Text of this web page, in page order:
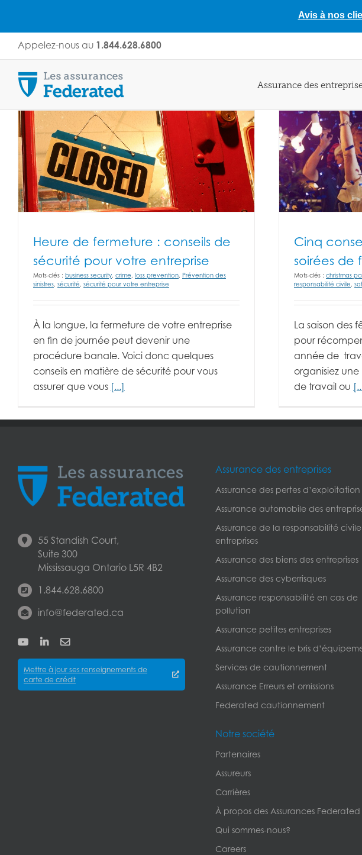
content
Appelez-nous au 1.844.628.6800
Assurance des
Heure de fermeture : conseils de
sécurité pour votre entreprise
Mots-clés : business security, crime, loss prevention, Prévention des
sinistres, sécurité, sécurité pour votre entreprise
À la longue, la fermeture de votre entreprise
en fin de journée peut devenir une
procédure banale. Voici donc quelques
conseils en matière de sécurité pour vous
assurer que vous [...]
Cinq
soirées de
Mots-clés : christmas
responsabilité civile,
La saison des
pour
année de
organisiez
de travail ou
55 Standish Court,
Suite 300
Mississauga Ontario L5R 4B2
1.844.628.6800
info@federated.ca
Mettre à jour ses renseignements de
carte de crédit
Assurance des entreprises
Assurance des pertes d’exploitation
Assurance automobile des
Assurance de la responsabilité
entreprises
Assurance des biens des entreprises
Assurance des cyberrisques
Assurance responsabilité en cas de
pollution
Assurance petites entreprises
Assurance contre le bris
Services de cautionnement
Assurance Erreurs et omissions
Federated cautionnement
Notre société
Partenaires
Assureurs
Carrières
À propos des Assurances Federated
Qui sommes-nous?
Careers
Avis à nos